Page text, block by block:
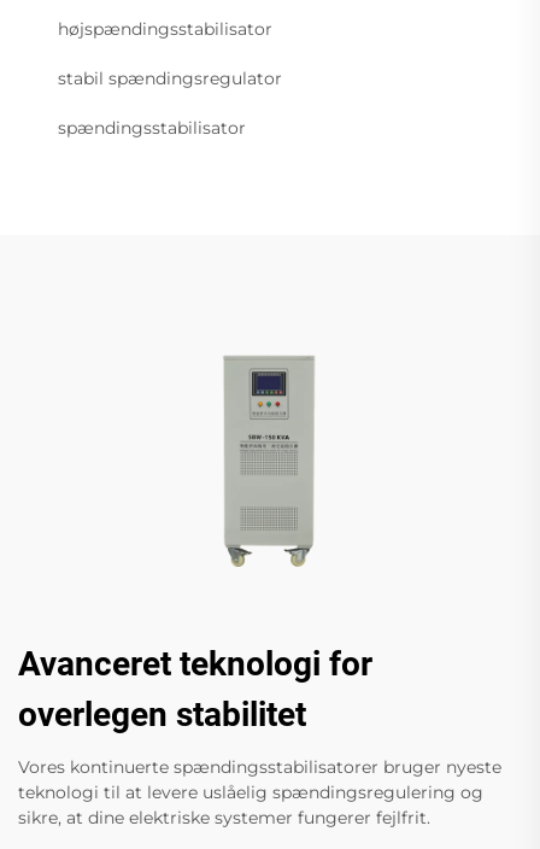
højspændingsstabilisator
stabil spændingsregulator
spændingsstabilisator
Avanceret teknologi for
overlegen stabilitet
Vores kontinuerte spændingsstabilisatorer bruger nyeste
teknologi til at levere uslåelig spændingsregulering og
sikre, at dine elektriske systemer fungerer fejlfrit.